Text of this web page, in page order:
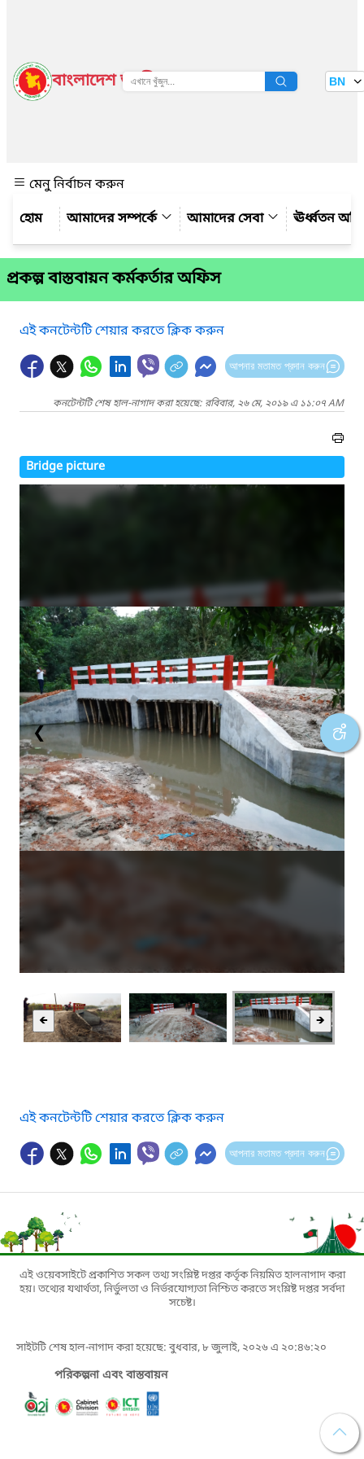
বাংলাদেশ জাতীয় তথ্য বাতায়ন BN
মেনু নির্বাচন করুন
আমাদের সম্পর্কে
আমাদের সেবা ঊর্ধ্বতন
প্রকল্প বাস্তবায়ন কর্মকর্তার অফিস
এই কনটেন্টটি শেয়ার করতে ক্লিক করুন
আপনার মতামত প্রদান করুন
কনটেন্টটি শেষ হাল-নাগাদ করা হয়েছে: রবিবার, ২৬ মে, ২০১৯ এ ১১:০৭ AM
Bridge picture
❮ ❯
🡸 🡺
এই কনটেন্টটি শেয়ার করতে ক্লিক করুন
আপনার মতামত প্রদান করুন
এই ওয়েবসাইটে প্রকাশিত সকল তথ্য সংশ্লিষ্ট দপ্তর কর্তৃক নিয়মিত হালনাগাদ করা
হয়। তথ্যের যথার্থতা, নির্ভুলতা ও নির্ভরযোগ্যতা নিশ্চিত করতে সংশ্লিষ্ট দপ্তর সর্বদা
সচেষ্ট।
সাইটটি শেষ হাল-নাগাদ করা হয়েছে: বুধবার, ৮ জুলাই, ২০২৬ এ ২০:৪৬:২০
পরিকল্পনা এবং বাস্তবায়ন